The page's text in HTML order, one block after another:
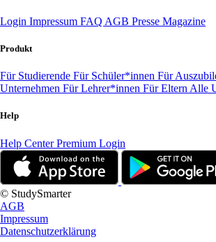
Login Impressum FAQ AGB Presse Magazine
Produkt
Für Studierende Für Schüler*innen Für
Unternehmen Für Lehrer*innen Für Eltern Alle
Help
Help CenterPremium Login
© StudySmarter
AGB
Impressum
Datenschutzerklärung